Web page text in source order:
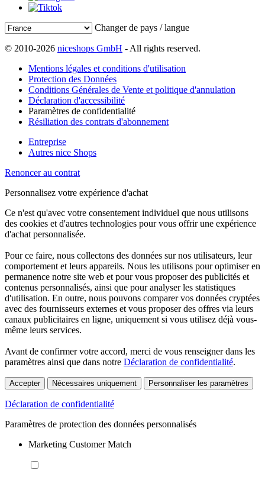
Changer de pays / langue
© 2010-2026 niceshops GmbH - All rights reserved.
Mentions légales et conditions d'utilisation
Protection des Données
Conditions Générales de Vente et politique d'annulation
Déclaration d'accessibilité
Paramètres de confidentialité
Résiliation des contrats d'abonnement
Entreprise
Autres nice Shops
Renoncer au contrat
Personnalisez votre expérience d'achat
Ce n'est qu'avec votre consentement individuel que nous utilisons
des cookies et d'autres technologies pour vous offrir une expérience
d'achat personnalisée.
Pour ce faire, nous collectons des données sur nos utilisateurs, leur
comportement et leurs appareils. Nous les utilisons pour optimiser en
permanence notre site web et pour vous proposer des publicités et
contenus personnalisés, ainsi que pour analyser les statistiques
d'utilisation. En outre, nous pouvons comparer vos données cryptées
avec des fournisseurs externes et vous proposer des offres via leurs
canaux publicitaires en ligne, uniquement si vous utilisez déjà vous-
même leurs services.
Avant de confirmer votre accord, merci de vous renseigner dans les
paramètres ainsi que dans notre Déclaration de confidentialité.
Accepter Nécessaires uniquement Personnaliser les paramètres
Déclaration de confidentialité
Paramètres de protection des données personnalisés
Marketing Customer Match